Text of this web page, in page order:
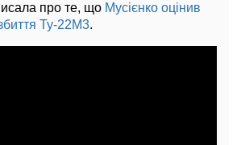
про те, що Мусієнко оцінив
збиття Ту-22М3.